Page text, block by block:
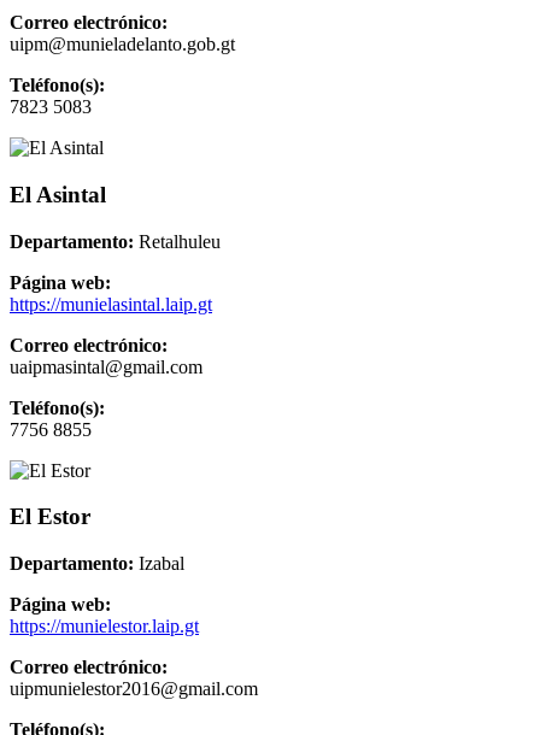
Correo electrónico:
uipm@munieladelanto.gob.gt
Teléfono(s):
7823 5083
El Asintal
Departamento: Retalhuleu
Página web:
https://munielasintal.laip.gt
Correo electrónico:
uaipmasintal@gmail.com
Teléfono(s):
7756 8855
El Estor
Departamento: Izabal
Página web:
https://munielestor.laip.gt
Correo electrónico:
uipmunielestor2016@gmail.com
Teléfono(s):